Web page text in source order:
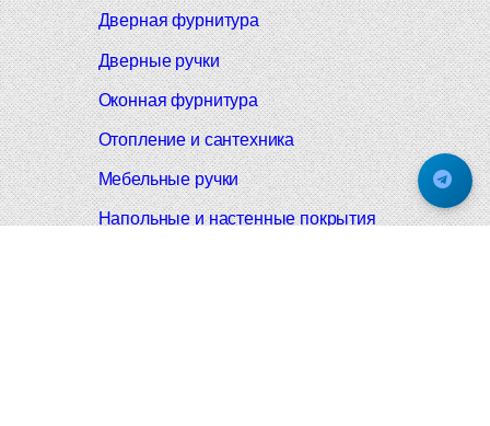
Дверная фурнитура
Дверные ручки
Оконная фурнитура
Отопление и сантехника
Мебельные ручки
Напольные и настенные покрытия